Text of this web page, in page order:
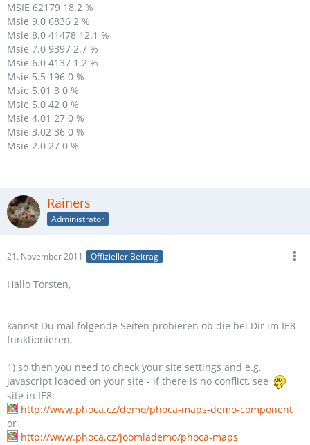
MSIE 62179 18.2 %
Msie 9.0 6836 2 %
Msie 8.0 41478 12.1 %
Msie 7.0 9397 2.7 %
Msie 6.0 4137 1.2 %
Msie 5.5 196 0 %
Msie 5.01 3 0 %
Msie 5.0 42 0 %
Msie 4.01 27 0 %
Msie 3.02 36 0 %
Msie 2.0 27 0 %
Rainers
Administrator
21. November 2011 Offizieller Beitrag
Hallo Torsten,
kannst Du mal folgende Seiten probieren ob die bei Dir im IE8
funktionieren.
1) so then you need to check your site settings and e.g.
javascript loaded on your site - if there is no conflict, see
site in IE8:
http://www.phoca.cz/demo/phoca-maps-demo-component
or
http://www.phoca.cz/joomlademo/phoca-maps